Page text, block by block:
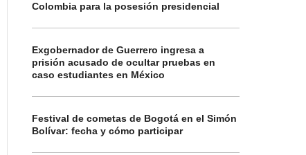
Colombia para la posesión presidencial
Exgobernador de Guerrero ingresa a
prisión acusado de ocultar pruebas en
caso estudiantes en México
Festival de cometas de Bogotá en el Simón
Bolívar: fecha y cómo participar